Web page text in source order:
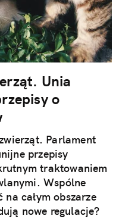
Unia
o
Parlament
przepisy
traktowaniem
Wspólne
całym obszarze
nowe regulacje?